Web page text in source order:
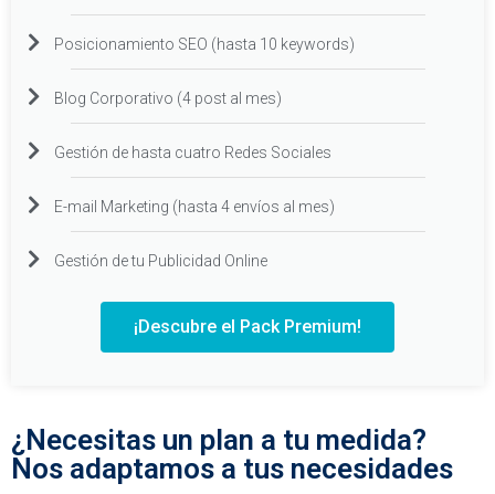
Posicionamiento SEO (hasta 10 keywords)
Blog Corporativo (4 post al mes)
Gestión de hasta cuatro Redes Sociales
E-mail Marketing (hasta 4 envíos al mes)
Gestión de tu Publicidad Online
¡Descubre el Pack Premium!
¿Necesitas un plan a tu medida?
Nos adaptamos a tus necesidades